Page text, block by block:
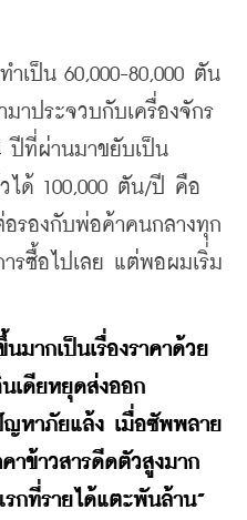
ป็น 60,000-80,000 ตัน
าประจวบกับเครื่องจักร
ที่ผ่านมาขยับเป็น
ได้ 100,000 ตัน/ปี คือ
รองกับพ่อค้าคนกลางทุก
รซื้อไปเลย แต่พอผมเริ่ม
มากเป็นเรื่องราคาด้วย
เดียหยุดส่งออก
หาภัยแล้ง เมื่อซัพพลาย
าข้าวสารดีดตัวสูงมาก
กที่รายได้แตะพันล้าน”